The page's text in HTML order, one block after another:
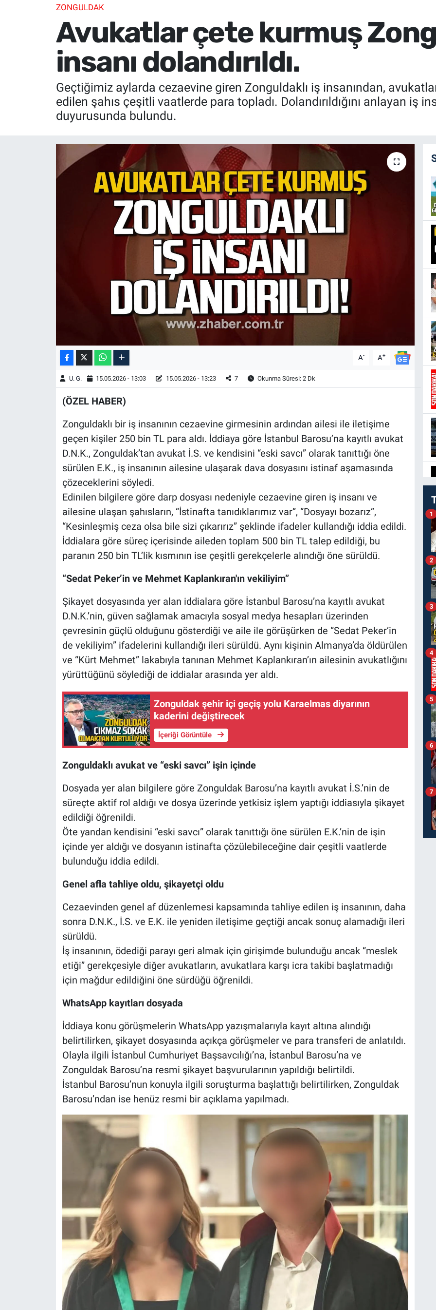
ZONGULDAK
Avukatlar çete kurmuş
insanı dolandırıldı.
Geçtiğimiz aylarda cezaevine giren Zonguldaklı iş insanından,
edilen şahıs çeşitli vaatlerde para topladı. Dolandırıldığını anlayan iş
duyurusunda bulundu.
A- A+
U. G. 15.05.2026 - 13:03 15.05.2026 - 13:23 7 Okunma Süresi: 2 Dk
(ÖZEL HABER)
Zonguldaklı bir iş insanının cezaevine girmesinin ardından ailesi ile iletişime
geçen kişiler 250 bin TL para aldı. İddiaya göre İstanbul Barosu’na kayıtlı avukat
D.N.K., Zonguldak’tan avukat İ.S. ve kendisini “eski savcı” olarak tanıttığı öne
sürülen E.K., iş insanının ailesine ulaşarak dava dosyasını istinaf aşamasında
çözeceklerini söyledi.
Edinilen bilgilere göre darp dosyası nedeniyle cezaevine giren iş insanı ve
ailesine ulaşan şahısların, “İstinafta tanıdıklarımız var”, “Dosyayı bozarız”,
“Kesinleşmiş ceza olsa bile sizi çıkarırız” şeklinde ifadeler kullandığı iddia edildi.
İddialara göre süreç içerisinde aileden toplam 500 bin TL talep edildiği, bu
paranın 250 bin TL’lik kısmının ise çeşitli gerekçelerle alındığı öne sürüldü.
“Sedat Peker’in ve Mehmet Kaplankıran'ın vekiliyim”
Şikayet dosyasında yer alan iddialara göre İstanbul Barosu’na kayıtlı avukat
D.N.K.’nin, güven sağlamak amacıyla sosyal medya hesapları üzerinden
çevresinin güçlü olduğunu gösterdiği ve aile ile görüşürken de “Sedat Peker’in
de vekiliyim” ifadelerini kullandığı ileri sürüldü. Aynı kişinin Almanya’da öldürülen
ve “Kürt Mehmet” lakabıyla tanınan Mehmet Kaplankıran’ın ailesinin avukatlığını
yürüttüğünü söylediği de iddialar arasında yer aldı.
Zonguldak şehir içi geçiş yolu Karaelmas diyarının
kaderini değiştirecek
İçeriği Görüntüle
Zonguldaklı avukat ve “eski savcı” işin içinde
Dosyada yer alan bilgilere göre Zonguldak Barosu’na kayıtlı avukat İ.S.’nin de
süreçte aktif rol aldığı ve dosya üzerinde yetkisiz işlem yaptığı iddiasıyla şikayet
edildiği öğrenildi.
Öte yandan kendisini “eski savcı” olarak tanıttığı öne sürülen E.K.’nin de işin
içinde yer aldığı ve dosyanın istinafta çözülebileceğine dair çeşitli vaatlerde
bulunduğu iddia edildi.
Genel afla tahliye oldu, şikayetçi oldu
Cezaevinden genel af düzenlemesi kapsamında tahliye edilen iş insanının, daha
sonra D.N.K., İ.S. ve E.K. ile yeniden iletişime geçtiği ancak sonuç alamadığı ileri
sürüldü.
İş insanının, ödediği parayı geri almak için girişimde bulunduğu ancak “meslek
etiği” gerekçesiyle diğer avukatların, avukatlara karşı icra takibi başlatmadığı
için mağdur edildiğini öne sürdüğü öğrenildi.
WhatsApp kayıtları dosyada
İddiaya konu görüşmelerin WhatsApp yazışmalarıyla kayıt altına alındığı
belirtilirken, şikayet dosyasında açıkça görüşmeler ve para transferi de anlatıldı.
Olayla ilgili İstanbul Cumhuriyet Başsavcılığı’na, İstanbul Barosu’na ve
Zonguldak Barosu’na resmi şikayet başvurularının yapıldığı belirtildi.
İstanbul Barosu’nun konuyla ilgili soruşturma başlattığı belirtilirken, Zonguldak
Barosu’ndan ise henüz resmi bir açıklama yapılmadı.
1
2
3
4
5
6
7